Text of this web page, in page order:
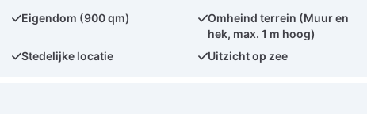
Eigendom (900 qm)
Omheind terrein (Muur en
hek, max. 1 m hoog)
Stedelijke locatie Uitzicht op zee